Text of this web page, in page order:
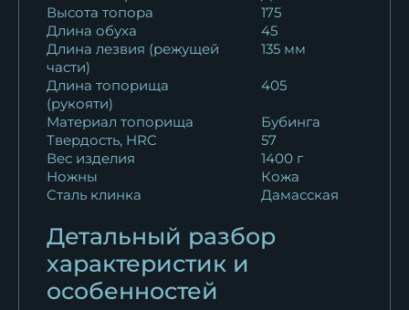
Высота топора
175
Длина обуха
45
Длина лезвия (режущей
части)
135 мм
Длина топорища
(рукояти)
405
Материал топорища
Бубинга
Твердость, HRC
57
Вес изделия
1400 г
Ножны
Кожа
Сталь клинка
Дамасская
Детальный разбор
характеристик и
особенностей